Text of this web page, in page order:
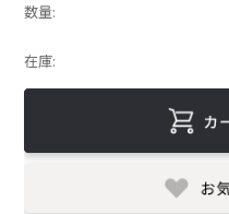
数量:
在庫: